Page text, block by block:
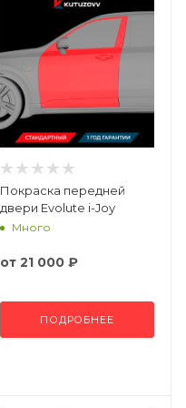
Покраска передней
двери Evolute i-Joy
Много
от 21 000 ₽
ПОДРОБНЕЕ